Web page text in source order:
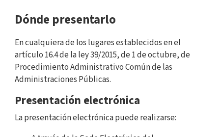
Dónde presentarlo
En cualquiera de los lugares establecidos en el
artículo 16.4 de la ley 39/2015, de 1 de octubre, de
Procedimiento Administrativo Común de las
Administraciones Públicas.
Presentación electrónica
La presentación electrónica puede realizarse: